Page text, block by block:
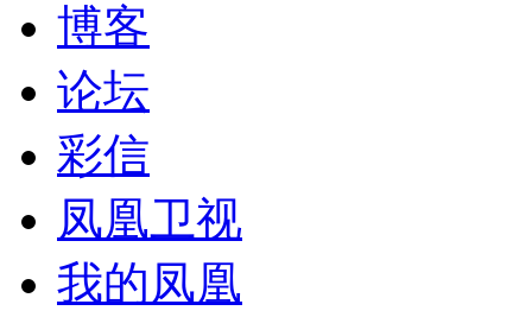
博客
论坛
彩信
凤凰卫视
我的凤凰